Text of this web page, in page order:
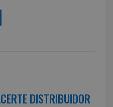
DISTRIBUIDOR